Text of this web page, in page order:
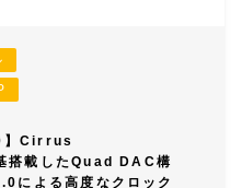
】Cirrus
載したQuad DAC構
による高度なクロック